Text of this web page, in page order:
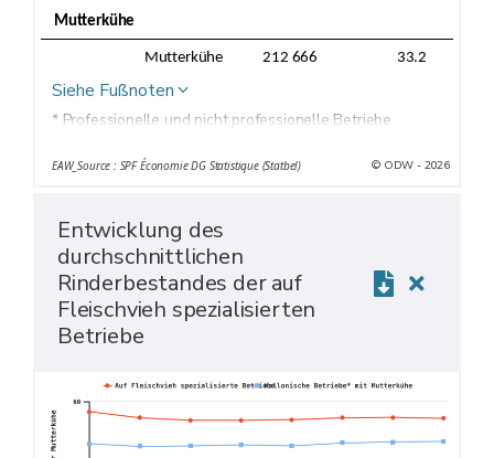
Mutterkühe
Mutterkühe 212 666 33.2
Siehe Fußnoten
* Professionelle und nicht professionelle Betriebe
EAW_Source : SPF Économie DG Statistique (Statbel) © ODW - 2026
Entwicklung des
durchschnittlichen
Rinderbestandes der auf
Fleischvieh spezialisierten
Betriebe